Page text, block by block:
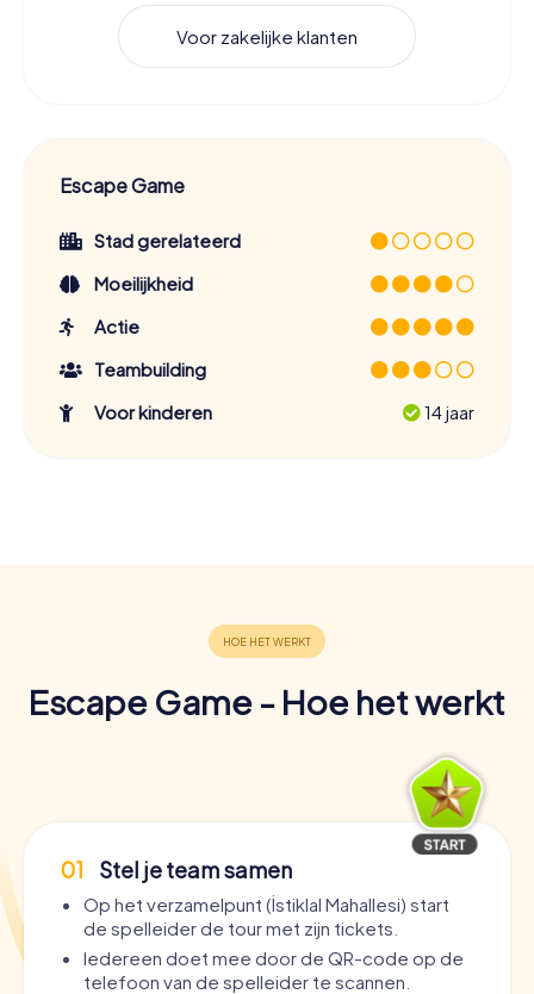
Voor zakelijke klanten
Escape Game
Stad gerelateerd
Moeilijkheid
Actie
Teambuilding
Voor kinderen
14 jaar
Escape Game - Hoe het werkt
01 Stel je team samen
Op het verzamelpunt (İstiklal Mahallesi) start
de spelleider de tour met zijn tickets.
Iedereen doet mee door de QR-code op de
telefoon van de spelleider te scannen.